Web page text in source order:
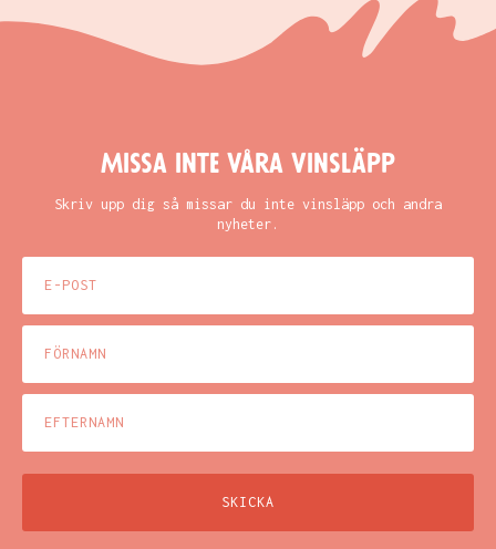
Missa inte våra vinsläpp
Skriv upp dig så missar du inte vinsläpp och andra
nyheter.